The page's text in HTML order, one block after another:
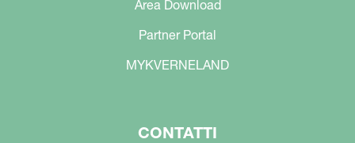
Area Download
Partner Portal
MYKVERNELAND
CONTATTI